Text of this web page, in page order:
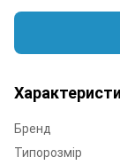
Бренд
Типорозмір